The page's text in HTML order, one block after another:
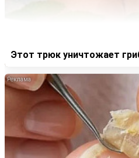
Этот трюк уничтожает